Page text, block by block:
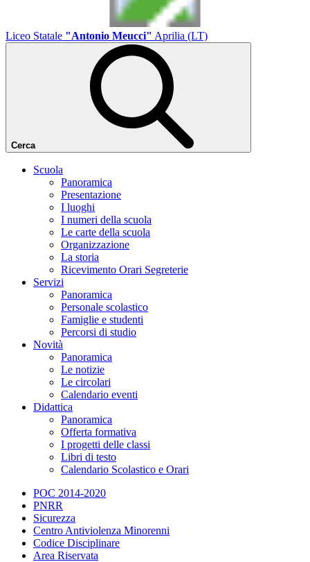
Liceo Statale "Antonio Meucci" Aprilia (LT)
Cerca
Scuola
Panoramica
Presentazione
I luoghi
I numeri della scuola
Le carte della scuola
Organizzazione
La storia
Ricevimento Orari Segreterie
Servizi
Panoramica
Personale scolastico
Famiglie e studenti
Percorsi di studio
Novità
Panoramica
Le notizie
Le circolari
Calendario eventi
Didattica
Panoramica
Offerta formativa
I progetti delle classi
Libri di testo
Calendario Scolastico e Orari
POC 2014-2020
PNRR
Sicurezza
Centro Antiviolenza Minorenni
Codice Disciplinare
Area Riservata